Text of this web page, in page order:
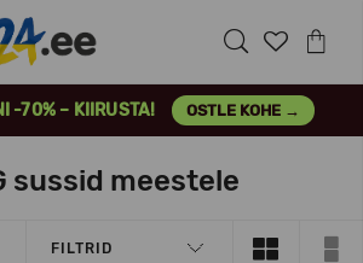
-70% – KIIRUSTA! OSTLE KOHE →
sussid meestele
FILTRID